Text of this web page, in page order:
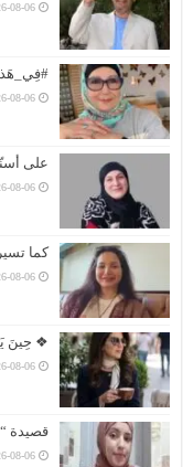
08-06
08-06
على
08-06
كما
08-06
❖ حِينَ
08-06
قصيدة
08-06